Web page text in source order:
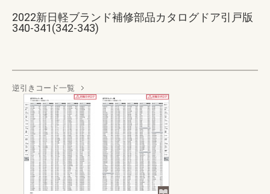
2022新日軽ブランド補修部品カタログドア引戸版
340-341(342-343)
逆引きコード一覧